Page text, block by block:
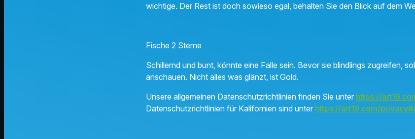
wichtige. Der Rest ist doch sowieso egal, behalten Sie den Blick auf dem
Fische 2 Sterne
Schillernd und bunt, könnte eine Falle sein. Bevor sie blindlings zugreifen,
anschauen. Nicht alles was glänzt, ist Gold.
Unsere allgemeinen Datenschutzrichtlinien finden Sie unter https://
Datenschutzrichtlinien für Kalifornien sind unter https://art19.com/